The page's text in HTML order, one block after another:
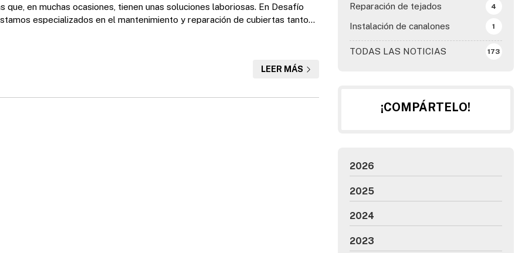
TODAS LAS NOTICIAS 173
Reparación de tejados 4
Instalación de canalones 1
que, en muchas ocasiones, tienen unas soluciones laboriosas. En Desafío
especializados en el mantenimiento y reparación de cubiertas tanto
LEER MÁS
¡COMPÁRTELO!
2026
2025
2024
2023